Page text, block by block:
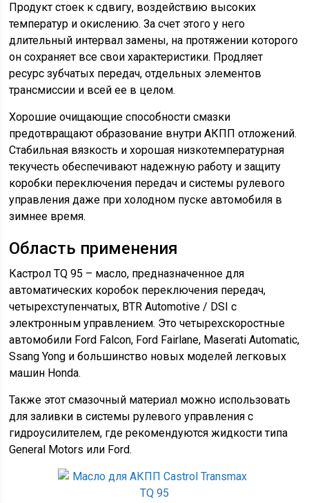
Продукт стоек к сдвигу, воздействию высоких
температур и окислению. За счет этого у него
длительный интервал замены, на протяжении которого
он сохраняет все свои характеристики. Продляет
ресурс зубчатых передач, отдельных элементов
трансмиссии и всей ее в целом.
Хорошие очищающие способности смазки
предотвращают образование внутри АКПП отложений.
Стабильная вязкость и хорошая низкотемпературная
текучесть обеспечивают надежную работу и защиту
коробки переключения передач и системы рулевого
управления даже при холодном пуске автомобиля в
зимнее время.
Область применения
Кастрол TQ 95 – масло, предназначенное для
автоматических коробок переключения передач,
четырехступенчатых, BTR Automotive / DSI с
электронным управлением. Это четырехскоростные
автомобили Ford Falcon, Ford Fairlane, Maserati Automatic,
Ssang Yong и большинство новых моделей легковых
машин Honda.
Также этот смазочный материал можно использовать
для заливки в системы рулевого управления с
гидроусилителем, где рекомендуются жидкости типа
General Motors или Ford.